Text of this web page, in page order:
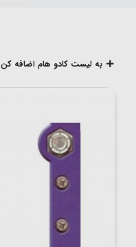
به لیست کادو هام اضافه کن